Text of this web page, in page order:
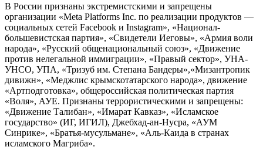
В России признаны экстремистскими и запрещены
организации «Meta Platforms Inc. по реализации продуктов —
социальных сетей Facebook и Instagram», «Национал-
большевистская партия», «Свидетели Иеговы», «Армия воли
народа», «Русский общенациональный союз», «Движение
против нелегальной иммиграции», «Правый сектор», УНА-
УНСО, УПА, «Тризуб им. Степана Бандеры»,«Мизантропик
дивижн», «Меджлис крымскотатарского народа», движение
«Артподготовка», общероссийская политическая партия
«Воля», АУЕ. Признаны террористическими и запрещены:
«Движение Талибан», «Имарат Кавказ», «Исламское
государство» (ИГ, ИГИЛ), Джебхад-ан-Нусра, «АУМ
Синрике», «Братья-мусульмане», «Аль-Каида в странах
исламского Магриба».